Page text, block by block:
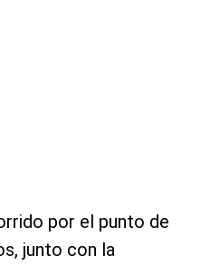
por el punto de
junto con la